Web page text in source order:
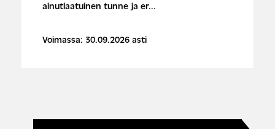
ainutlaatuinen tunne ja er...
Voimassa: 30.09.2026 asti